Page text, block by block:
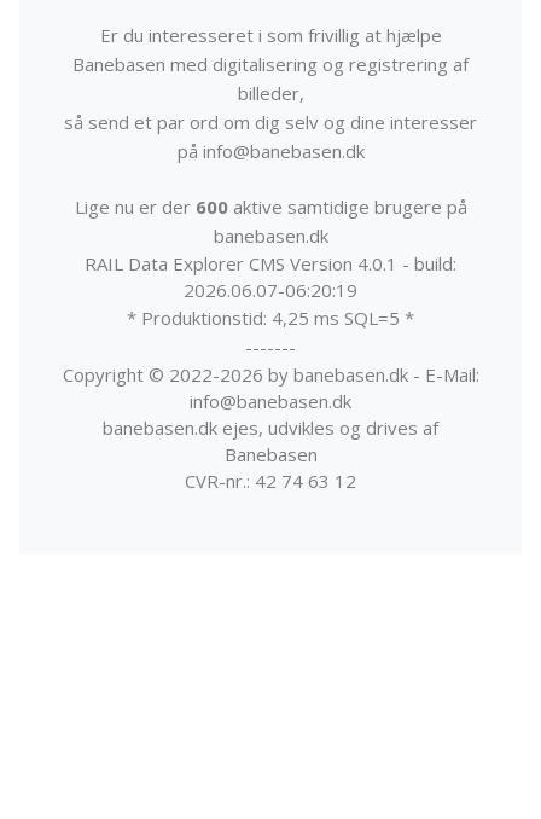
Er du interesseret i som frivillig at hjælpe
Banebasen med digitalisering og registrering af
billeder,
så send et par ord om dig selv og dine interesser
på info@banebasen.dk
Lige nu er der 600aktive samtidige brugere på
banebasen.dk
RAIL Data Explorer CMS Version 4.0.1 - build:
2026.06.07-06:20:19
* Produktionstid: 4,25 ms SQL=5 *
-------
Copyright © 2022-2026 by banebasen.dk - E-Mail:
info@banebasen.dk
banebasen.dk ejes, udvikles og drives af
Banebasen
CVR-nr.: 42 74 63 12